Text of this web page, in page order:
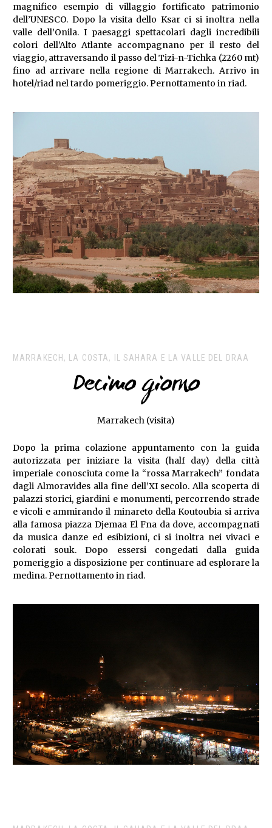
magnifico esempio di villaggio fortificato patrimonio
dell’UNESCO. Dopo la visita dello Ksar ci si inoltra nella
valle dell’Onila. I paesaggi spettacolari dagli incredibili
colori dell’Alto Atlante accompagnano per il resto del
viaggio, attraversando il passo del Tizi-n-Tichka (2260 mt)
fino ad arrivare nella regione di Marrakech. Arrivo in
hotel/riad nel tardo pomeriggio. Pernottamento in riad.
MARRAKECH, LA COSTA, IL SAHARA E LA VALLE DEL DRAA
Decimo giorno
Marrakech (visita)
Dopo la prima colazione appuntamento con la guida
autorizzata per iniziare la visita (half day) della città
imperiale conosciuta come la “rossa Marrakech” fondata
dagli Almoravides alla fine dell’XI secolo. Alla scoperta di
palazzi storici, giardini e monumenti, percorrendo strade
e vicoli e ammirando il minareto della Koutoubia si arriva
alla famosa piazza Djemaa El Fna da dove, accompagnati
da musica danze ed esibizioni, ci si inoltra nei vivaci e
colorati souk. Dopo essersi congedati dalla guida
pomeriggio a disposizione per continuare ad esplorare la
medina. Pernottamento in riad.